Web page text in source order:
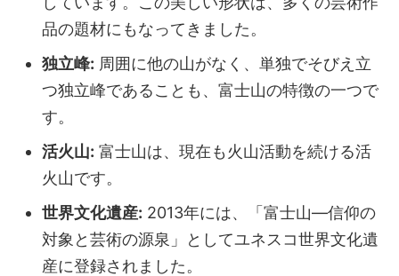
品の題材にもなってきました。
独立峰: 周囲に他の山がなく、単独でそびえ立
つ独立峰であることも、富士山の特徴の一つで
す。
活火山: 富士山は、現在も火山活動を続ける活
火山です。
世界文化遺産: 2013年には、「富士山―信仰の
対象と芸術の源泉」としてユネスコ世界文化遺
産に登録されました。